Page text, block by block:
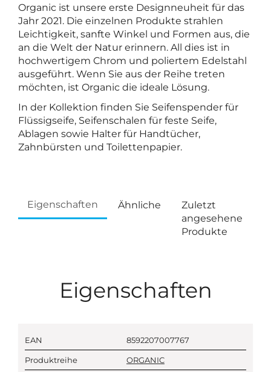
Organic ist unsere erste Designneuheit für das
Jahr 2021. Die einzelnen Produkte strahlen
Leichtigkeit, sanfte Winkel und Formen aus, die
an die Welt der Natur erinnern. All dies ist in
hochwertigem Chrom und poliertem Edelstahl
ausgeführt. Wenn Sie aus der Reihe treten
möchten, ist Organic die ideale Lösung.
In der Kollektion finden Sie Seifenspender für
Flüssigseife, Seifenschalen für feste Seife,
Ablagen sowie Halter für Handtücher,
Zahnbürsten und Toilettenpapier.
Eigenschaften Ähnliche
Zuletzt
angesehene
Produkte
Eigenschaften
EAN 8592207007767
Produktreihe ORGANIC